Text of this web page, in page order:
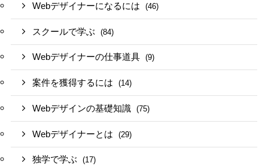
Webデザイナーになるには (46)
スクールで学ぶ (84)
Webデザイナーの仕事道具 (9)
案件を獲得するには (14)
Webデザインの基礎知識 (75)
Webデザイナーとは (29)
独学で学ぶ (17)